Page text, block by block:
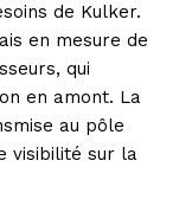
de Kulker.
en mesure de
qui
en amont. La
au pôle
visibilité sur la